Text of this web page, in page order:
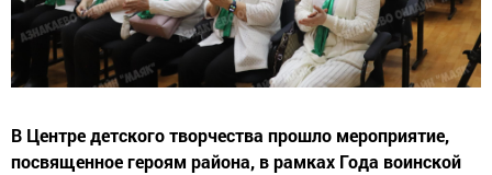
В Центре детского творчества прошло мероприятие,
посвященное героям района, в рамках Года воинской